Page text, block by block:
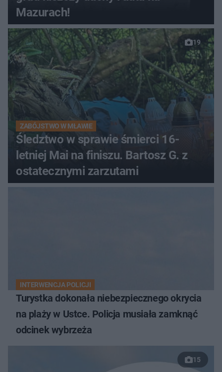
Mazurach!
19
ZABÓJSTWO W MŁAWIE
Śledztwo w sprawie śmierci 16-
letniej Mai na finiszu. Bartosz G. z
ostatecznymi zarzutami
INTERWENCJA POLICJI
Turystka dokonała niebezpiecznego okrycia
na plaży w Ustce. Policja musiała zamknąć
odcinek wybrzeża
15